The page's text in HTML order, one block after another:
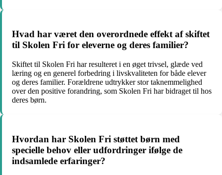
Hvad har været den overordnede effekt af skiftet
til Skolen Fri for eleverne og deres familier?
Skiftet til Skolen Fri har resulteret i en øget trivsel, glæde ved
læring og en generel forbedring i livskvaliteten for både elever
og deres familier. Forældrene udtrykker stor taknemmelighed
over den positive forandring, som Skolen Fri har bidraget til hos
deres børn.
Hvordan har Skolen Fri støttet børn med
specielle behov eller udfordringer ifølge de
indsamlede erfaringer?